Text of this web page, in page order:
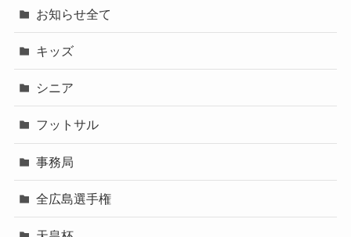
お知らせ全て
キッズ
シニア
フットサル
事務局
全広島選手権